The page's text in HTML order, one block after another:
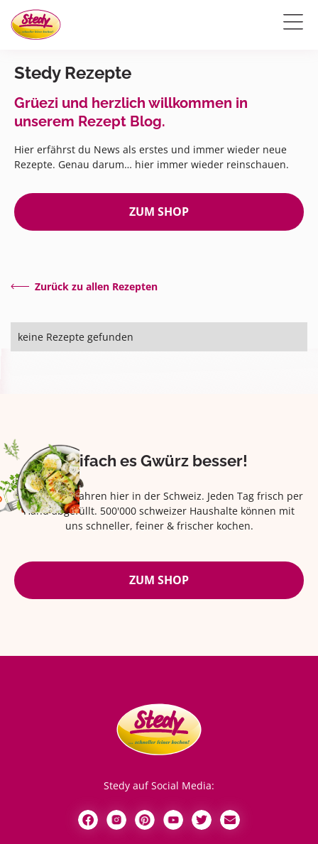
Stedy Rezepte
Grüezi und herzlich willkommen in
unserem Rezept Blog.
Hier erfährst du News als erstes und immer wieder neue
Rezepte. Genau darum… hier immer wieder reinschauen.
ZUM SHOP
Zurück zu allen Rezepten
keine Rezepte gefunden
Eifach es Gwürz besser!
Seit über 42 Jahren hier in der Schweiz. Jeden Tag frisch per
Hand abgefüllt. 500'000 schweizer Haushalte können mit
uns schneller, feiner & frischer kochen.
ZUM SHOP
Stedy auf Social Media: